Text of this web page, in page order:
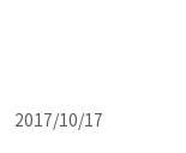
2017/10/17